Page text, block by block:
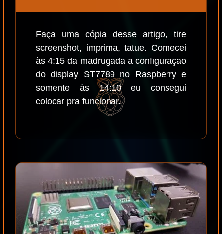
Faça uma cópia desse artigo, tire
screenshot, imprima, tatue. Comecei
às 4:15 da madrugada a configuração
do display ST7789 no Raspberry e
somente às 14:10 eu consegui
colocar pra funcionar.